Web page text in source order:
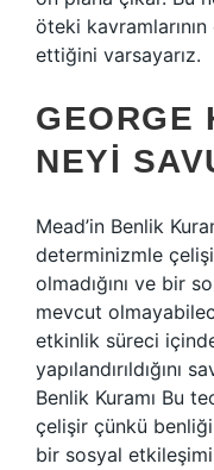
öteki
ettiğini varsayarız.
GEORGE
NEYI
Mead’in Benlik
determinizmle
olmadığını ve bir
mevcut
etkinlik süreci
yapılandırıldığını
Benlik Kuramı Bu
çelişir çünkü
bir sosyal